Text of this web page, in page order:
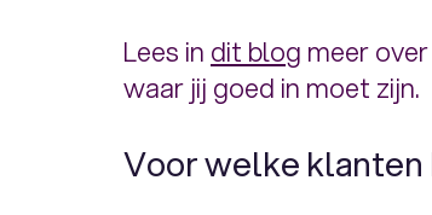
Lees in dit blog meer
waar jij goed in moet zijn.
Voor welke klanten